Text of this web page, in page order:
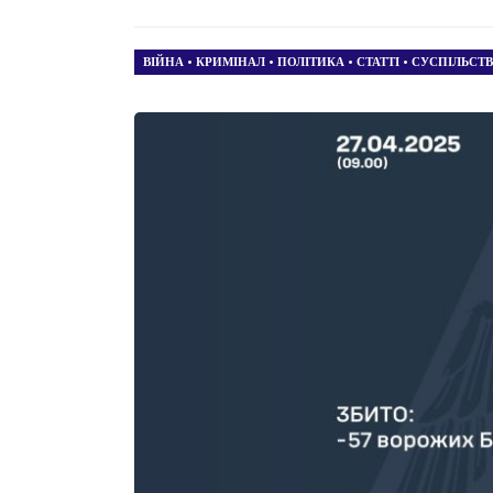
ВІЙНА • КРИМІНАЛ • ПОЛІТИКА • СТАТТІ •